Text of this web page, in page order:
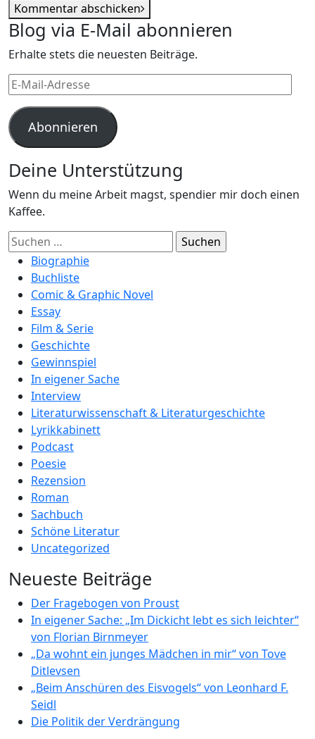
Kommentar abschicken
Blog via E-Mail abonnieren
Erhalte stets die neuesten Beiträge.
E-
Mail-
Adresse
Abonnieren
Deine Unterstützung
Wenn du meine Arbeit magst, spendier mir doch einen
Kaffee.
Suchen
nach:Biographie
Buchliste
Comic & Graphic Novel
Essay
Film & Serie
Geschichte
Gewinnspiel
In eigener Sache
Interview
Literaturwissenschaft & Literaturgeschichte
Lyrikkabinett
Podcast
Poesie
Rezension
Roman
Sachbuch
Schöne Literatur
Uncategorized
Neueste Beiträge
Der Fragebogen von Proust
In eigener Sache: „Im Dickicht lebt es sich leichter“
von Florian Birnmeyer
„Da wohnt ein junges Mädchen in mir“ von Tove
Ditlevsen
„Beim Anschüren des Eisvogels“ von Leonhard F.
Seidl
Die Politik der Verdrängung